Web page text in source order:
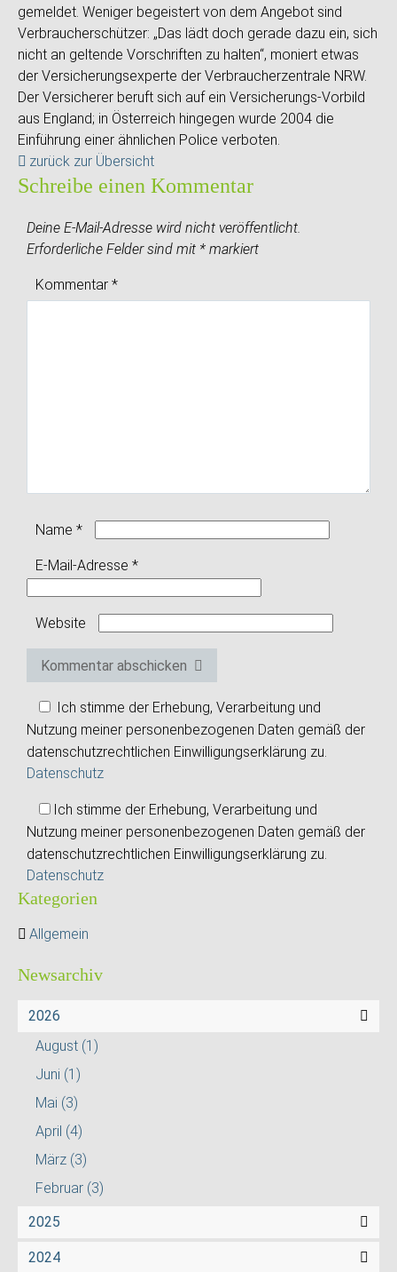
gemeldet. Weniger begeistert von dem Angebot sind
Verbraucherschützer: „Das lädt doch gerade dazu ein, sich
nicht an geltende Vorschriften zu halten“, moniert etwas
der Versicherungsexperte der Verbraucherzentrale NRW.
Der Versicherer beruft sich auf ein Versicherungs-Vorbild
aus England; in Österreich hingegen wurde 2004 die
Einführung einer ähnlichen Police verboten.
zurück zur Übersicht
Schreibe einen Kommentar
Deine E-Mail-Adresse wird nicht veröffentlicht.
Erforderliche Felder sind mit * markiert
Kommentar *
Name *
E-Mail-Adresse *
Website
Kommentar abschicken
Ich stimme der Erhebung, Verarbeitung und
Nutzung meiner personenbezogenen Daten gemäß der
datenschutzrechtlichen Einwilligungserklärung zu.
Datenschutz
Ich stimme der Erhebung, Verarbeitung und
Nutzung meiner personenbezogenen Daten gemäß der
datenschutzrechtlichen Einwilligungserklärung zu.
Datenschutz
Kategorien
Allgemein
Newsarchiv
2026
August (1)
Juni (1)
Mai (3)
April (4)
März (3)
Februar (3)
2025
2024